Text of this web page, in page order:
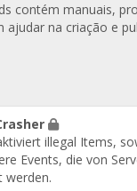
contém manuais,
ajudar na criação e
illegal Items,
Events, die von
werden.